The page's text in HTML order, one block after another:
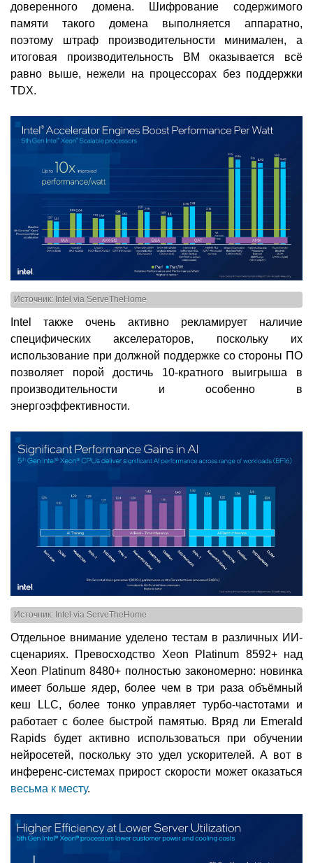
доверенного домена. Шифрование содержимого
памяти такого домена выполняется аппаратно,
поэтому штраф производительности минимален, а
итоговая производительность ВМ оказывается всё
равно выше, нежели на процессорах без поддержки
TDX.
Источник: Intel via ServeTheHome
Intel также очень активно рекламирует наличие
специфических акселераторов, поскольку их
использование при должной поддержке со стороны ПО
позволяет порой достичь 10-кратного выигрыша в
производительности и особенно в
энергоэффективности.
Источник: Intel via ServeTheHome
Отдельное внимание уделено тестам в различных ИИ-
сценариях. Превосходство Xeon Platinum 8592+ над
Xeon Platinum 8480+ полностью закономерно: новинка
имеет больше ядер, более чем в три раза объёмный
кеш LLC, более тонко управляет турбо-частотами и
работает с более быстрой памятью. Вряд ли Emerald
Rapids будет активно использоваться при обучении
нейросетей, поскольку это удел ускорителей. А вот в
инференс-системах прирост скорости может оказаться
весьма к месту.